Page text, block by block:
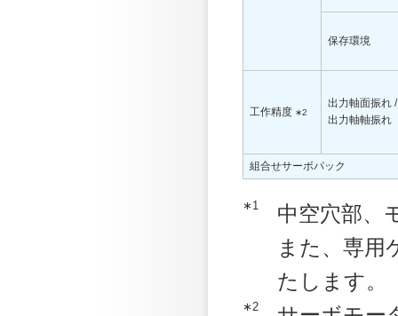
保存環境
工作精度 ∗2
出力軸面振れ /
出力軸軸振れ
組合せサーボパック
∗1
中空穴部、
また、専用
たします。
∗2